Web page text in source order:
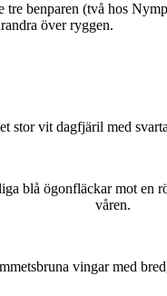
benparen (två hos
över ryggen.
vit dagfjäril med
blå ögonfläckar mot
våren.
vingar med